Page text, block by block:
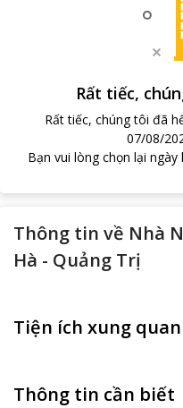
Rất tiếc,
Rất tiếc, chúng tôi đã
07/08/
Bạn vui lòng chọn lại
Thông tin về Nhà
Hà - Quảng Trị
Tiện ích xung
Thông tin cần biết